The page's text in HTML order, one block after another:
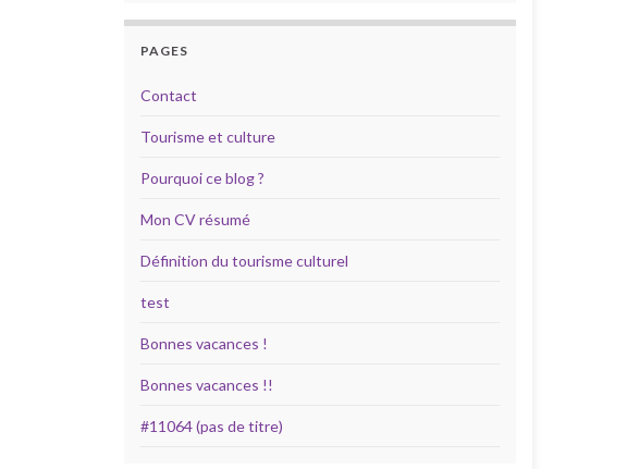
PAGES
Contact
Tourisme et culture
Pourquoi ce blog ?
Mon CV résumé
Définition du tourisme culturel
test
Bonnes vacances !
Bonnes vacances !!
#11064 (pas de titre)